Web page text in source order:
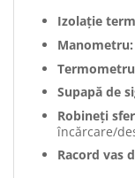
Izolație
Manometru:
Supapă de
Robineți
încărcare/
Racord vas